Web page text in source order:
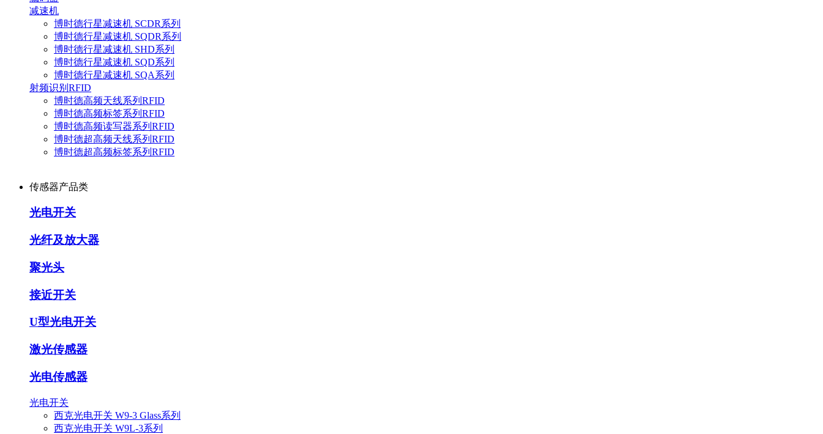
减速机
博时德行星减速机 SCDR系列
博时德行星减速机 SQDR系列
博时德行星减速机 SHD系列
博时德行星减速机 SQD系列
博时德行星减速机 SQA系列
射频识别RFID
博时德高频天线系列RFID
博时德高频标签系列RFID
博时德高频读写器系列RFID
博时德超高频天线系列RFID
博时德超高频标签系列RFID
传感器产品类
光电开关
光纤及放大器
聚光头
接近开关
U型光电开关
激光传感器
光电传感器
光电开关
西克光电开关 W9-3 Glass系列
西克光电开关 W9L-3系列